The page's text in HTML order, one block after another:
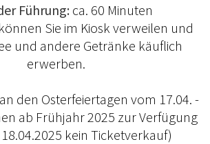
Führung:ca. 60 Minuten
Sie im Kiosk verweilen und
und andere Getränke käuflich
erwerben.
den Osterfeiertagen vom 17.04. -
ab Frühjahr 2025 zur Verfügung
kein Ticketverkauf)